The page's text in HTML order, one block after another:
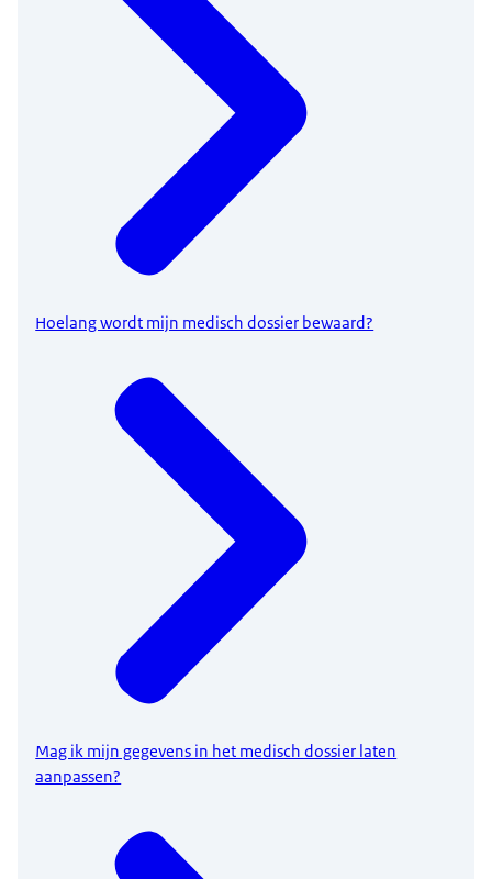
Hoelang wordt mijn medisch dossier bewaard?
Mag ik mijn gegevens in het medisch dossier laten
aanpassen?